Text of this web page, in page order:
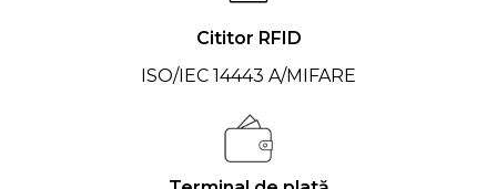
Cititor RFID
ISO/IEC 14443 A/MIFARE